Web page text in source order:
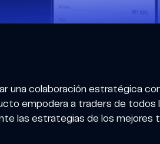
una colaboración estratégica
empodera a traders de
las estrategias de los mejores